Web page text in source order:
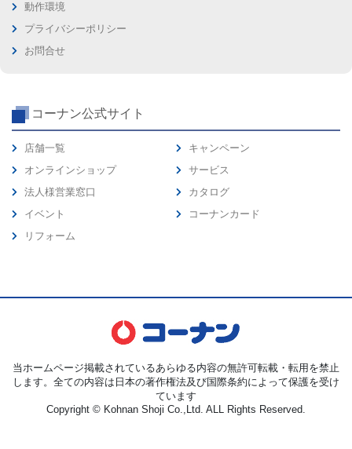
動作環境
プライバシーポリシー
お問合せ
コーナン公式サイト
店舗一覧
オンラインショップ
法人様営業窓口
イベント
リフォーム
キャンペーン
サービス
カタログ
コーナンカード
当ホームページ掲載されているあらゆる内容の無許可転載・転用を禁止
します。全ての内容は日本の著作権法及び国際条約によって保護を受け
ています
Copyright © Kohnan Shoji Co.,Ltd. ALL Rights Reserved.